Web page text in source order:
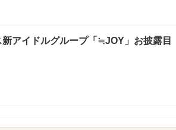
アイドルグループ「≒JOY」お披露目